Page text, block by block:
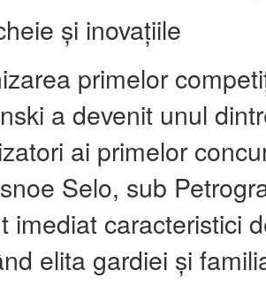
și inovațiile
primelor
a devenit unul
ai primelor
Selo, sub
imediat caracteristici
elita gardiei și